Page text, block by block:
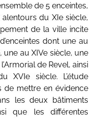
de 5 enceintes,
du XIe siècle,
de la ville incite
dont une au
au XIVe siècle, une
de Revel, ainsi
XVIe siècle. L’étude
de mettre en évidence
les deux bâtiments
que les différentes